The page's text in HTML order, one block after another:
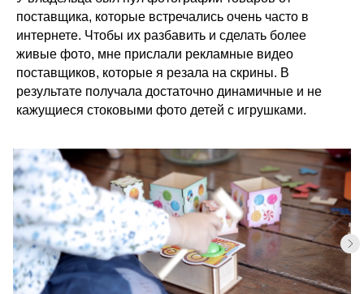
поставщика, которые встречались очень часто в
интернете. Чтобы их разбавить и сделать более
живые фото, мне прислали рекламные видео
поставщиков, которые я резала на скрины. В
результате получала достаточно динамичные и не
кажущиеся стоковыми фото детей с игрушками.